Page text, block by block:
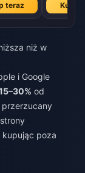
teraz Kup
niż w
i Google
od
poza